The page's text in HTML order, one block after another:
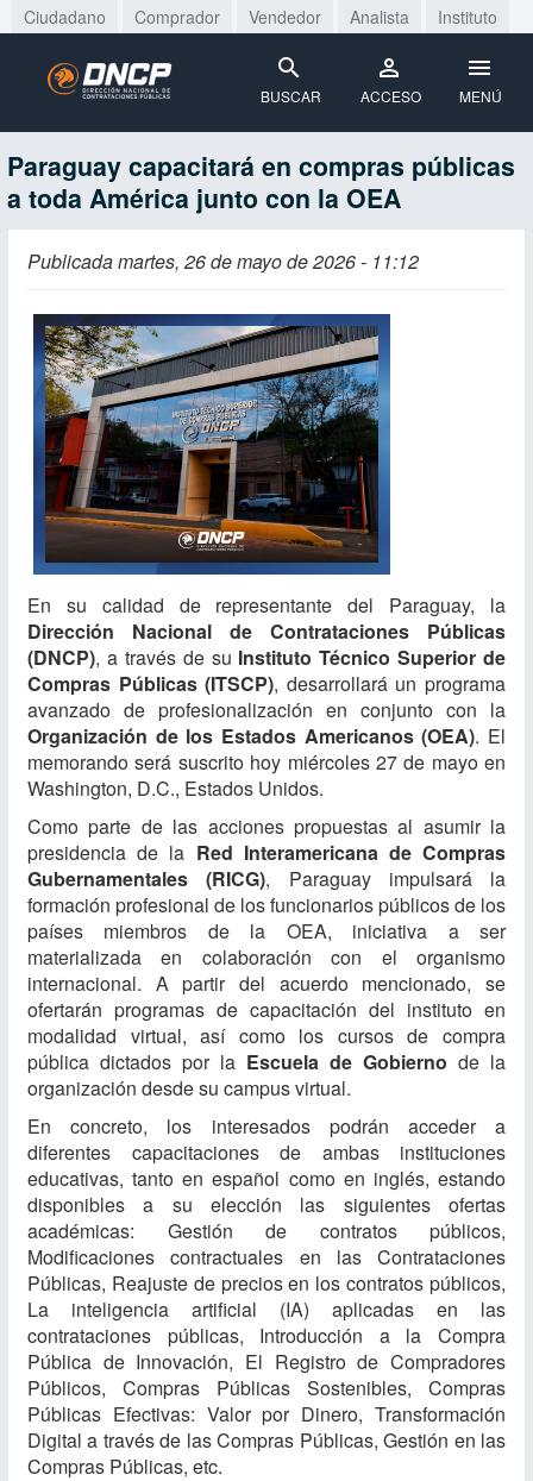
Ciudadano Comprador Vendedor Analista Instituto
BUSCAR ACCESO MENÚ
Paraguay capacitará en compras públicas
a toda América junto con la OEA
Publicada martes, 26 de mayo de 2026 - 11:12
En su calidad de representante del Paraguay, la
Dirección Nacional de Contrataciones Públicas
(DNCP), a través de su Instituto Técnico Superior de
Compras Públicas (ITSCP), desarrollará un programa
avanzado de profesionalización en conjunto con la
Organización de los Estados Americanos (OEA). El
memorando será suscrito hoy​ miércoles 27 de mayo en
Washington, D.C., Estados Unidos.
Como parte de las acciones propuestas al asumir la
presidencia de la Red Interamericana de Compras
Gubernamentales (RICG), Paraguay impulsará la
formación profesional de los funcionarios públicos de los
países miembros de la OEA, iniciativa a ser
materializada en colaboración con el organismo
internacional. A partir del acuerdo mencionado, se
ofertarán programas de capacitación del instituto en
modalidad virtual, así como los cursos de compra
pública dictados por la Escuela de Gobierno de la
organización desde su campus virtual.
En concreto, los interesados podrán acceder a
diferentes capacitaciones de ambas instituciones
educativas, tanto en español como en inglés, estando
disponibles a su elección las siguientes ofertas
académicas: Gestión de contratos públicos,
Modificaciones contractuales en las Contrataciones
Públicas, Reajuste de precios en los contratos públicos,
La inteligencia artificial (IA) aplicadas en las
contrataciones públicas, Introducción a la Compra
Pública de Innovación, El Registro de Compradores
Públicos, Compras Públicas Sostenibles, Compras
Públicas Efectivas: Valor por Dinero, Transformación
Digital a través de las Compras Públicas, Gestión en las
Compras Públicas, etc.